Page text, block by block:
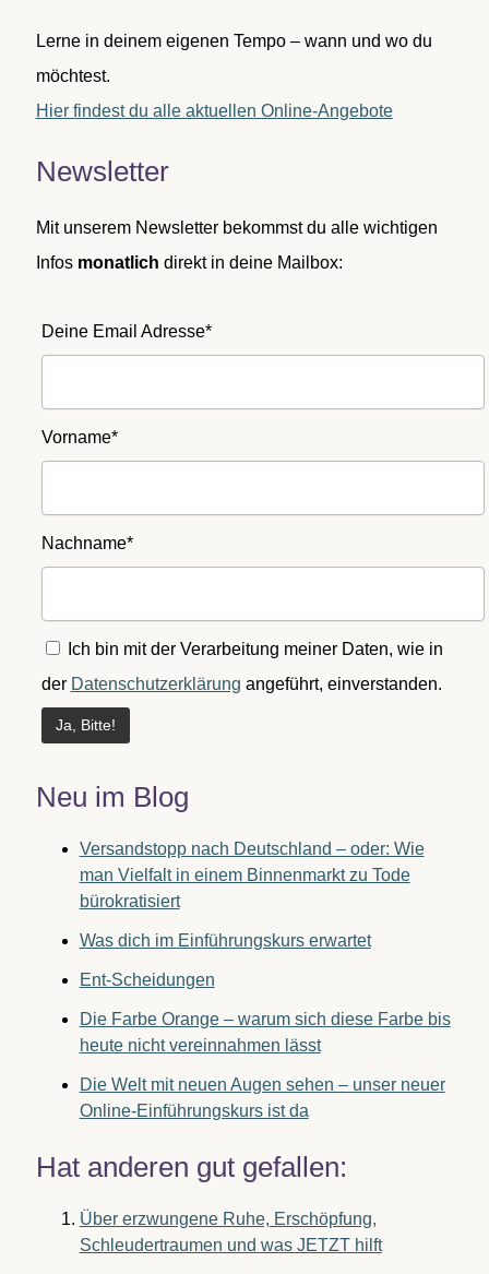
Lerne in deinem eigenen Tempo – wann und wo du
möchtest.
Hier findest du alle aktuellen Online-Angebote
Newsletter
Mit unserem Newsletter bekommst du alle wichtigen
Infos monatlich direkt in deine Mailbox:
Deine Email Adresse*
Vorname*
Nachname*
Ich bin mit der Verarbeitung meiner Daten, wie in
der Datenschutzerklärung angeführt, einverstanden.
Neu im Blog
Versandstopp nach Deutschland – oder: Wie
man Vielfalt in einem Binnenmarkt zu Tode
bürokratisiert
Was dich im Einführungskurs erwartet
Ent-Scheidungen
Die Farbe Orange – warum sich diese Farbe bis
heute nicht vereinnahmen lässt
Die Welt mit neuen Augen sehen – unser neuer
Online-Einführungskurs ist da
Hat anderen gut gefallen:
Über erzwungene Ruhe, Erschöpfung,
Schleudertraumen und was JETZT hilft